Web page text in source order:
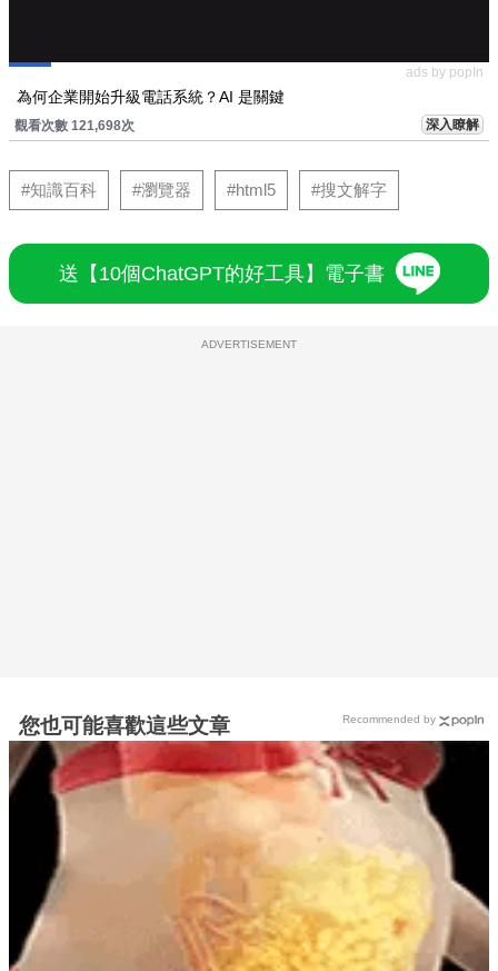
ads by popIn
為何企業開始升級電話系統？AI 是關鍵
觀看次數 121,698次 深入瞭解
#知識百科 #瀏覽器 #html5 #搜文解字
送【10個ChatGPT的好工具】電子書
ADVERTISEMENT
您也可能喜歡這些文章 Recommended by